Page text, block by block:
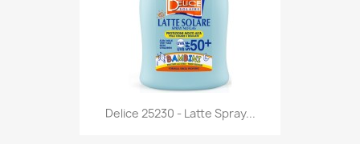
Anteprima
Delice 25230 - Latte Spray...